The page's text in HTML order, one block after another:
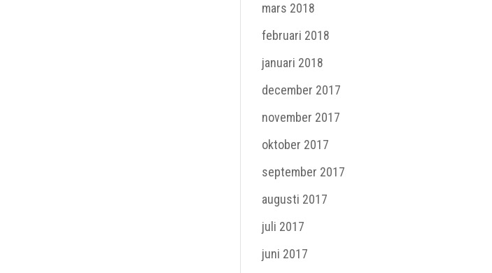
mars 2018
februari 2018
januari 2018
december 2017
november 2017
oktober 2017
september 2017
augusti 2017
juli 2017
juni 2017